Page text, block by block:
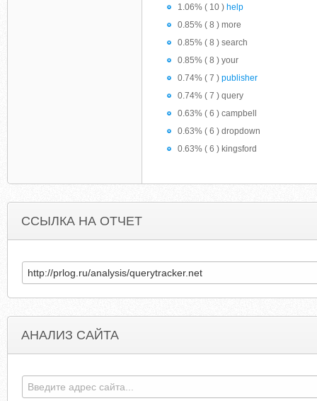
1.06% ( 10 ) help
0.85% ( 8 ) more
0.85% ( 8 ) search
0.85% ( 8 ) your
0.74% ( 7 ) publisher
0.74% ( 7 ) query
0.63% ( 6 ) campbell
0.63% ( 6 ) dropdown
0.63% ( 6 ) kingsford
ССЫЛКА НА ОТЧЕТ
АНАЛИЗ САЙТА